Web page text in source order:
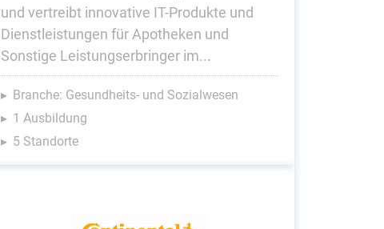
und vertreibt innovative IT-Produkte und
Dienstleistungen für Apotheken und
Sonstige Leistungserbringer im...
Branche: Gesundheits- und Sozialwesen
1 Ausbildung
5 Standorte